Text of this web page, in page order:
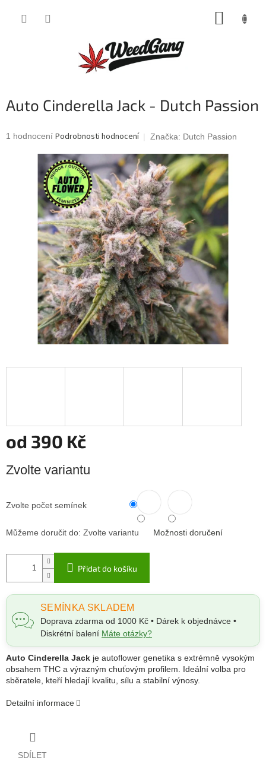
Auto Cinderella Jack - Dutch Passion
Průměrné
hvězdiček.
1 hodnocení Podrobnosti hodnocení Značka: Dutch Passion
od 390 Kč
cena:
Zvolte variantu
Zvolte počet semínek
Můžeme doručit do: Zvolte variantu Možnosti doručení
Přidat do košíku
SEMÍNKA SKLADEM
Doprava zdarma od 1000 Kč • Dárek k objednávce •
Diskrétní balení Máte otázky?
Auto Cinderella Jack je autoflower genetika s extrémně vysokým
obsahem THC a výrazným chuťovým profilem. Ideální volba pro
sběratele, kteří hledají kvalitu, sílu a stabilní výnosy.
Detailní informace
SDÍLET